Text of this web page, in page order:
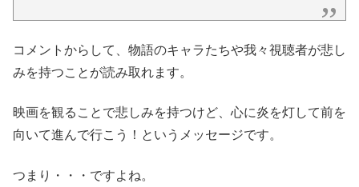
コメントからして、物語のキャラたちや我々視聴者が悲し
みを持つことが読み取れます。
映画を観ることで悲しみを持つけど、心に炎を灯して前を
向いて進んで行こう！というメッセージです。
つまり・・・ですよね。